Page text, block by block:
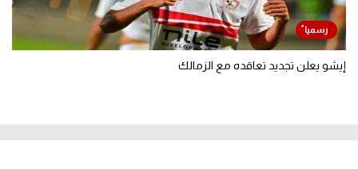
إيشو يعلن تجديد تعاقده مع الزمالك